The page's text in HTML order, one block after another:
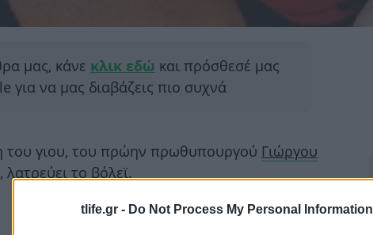
tlife.gr - Do Not Process My Personal Information
μας, κάνε κλικ εδώ και πρόσθεσέ μας
για να μας διαβάζεις πιο συχνά
του γιου, του πρώην πρωθυπουργού Γιώργου
, λατρεύει το βόλεϊ.